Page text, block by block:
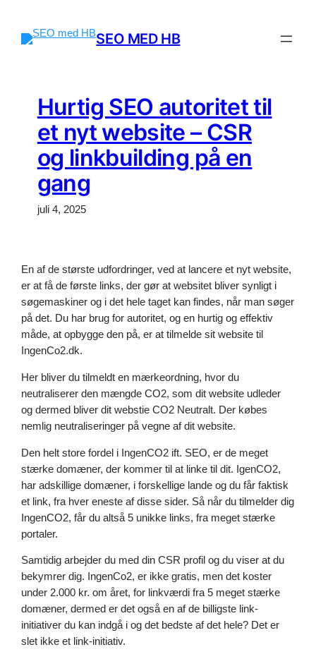
indhold
SEO MED HB
Hurtig SEO autoritet til
et nyt website – CSR
og linkbuilding på en
gang
juli 4, 2025
En af de største udfordringer, ved at lancere et nyt website,
er at få de første links, der gør at websitet bliver synligt i
søgemaskiner og i det hele taget kan findes, når man søger
på det. Du har brug for autoritet, og en hurtig og effektiv
måde, at opbygge den på, er at tilmelde sit website til
IngenCo2.dk.
Her bliver du tilmeldt en mærkeordning, hvor du
neutraliserer den mængde CO2, som dit website udleder
og dermed bliver dit webstie CO2 Neutralt. Der købes
nemlig neutraliseringer på vegne af dit website.
Den helt store fordel i IngenCO2 ift. SEO, er de meget
stærke domæner, der kommer til at linke til dit. IgenCO2,
har adskillige domæner, i forskellige lande og du får faktisk
et link, fra hver eneste af disse sider. Så når du tilmelder dig
IngenCO2, får du altså 5 unikke links, fra meget stærke
portaler.
Samtidig arbejder du med din CSR profil og du viser at du
bekymrer dig. IngenCo2, er ikke gratis, men det koster
under 2.000 kr. om året, for linkværdi fra 5 meget stærke
domæner, dermed er det også en af de billigste link-
initiativer du kan indgå i og det bedste af det hele? Det er
slet ikke et link-initiativ.